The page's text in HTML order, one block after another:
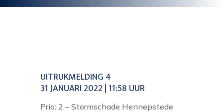
UITRUKMELDING 4
31 JANUARI 2022 | 11:58 UUR
Prio: 2 – Stormschade Hennepstede